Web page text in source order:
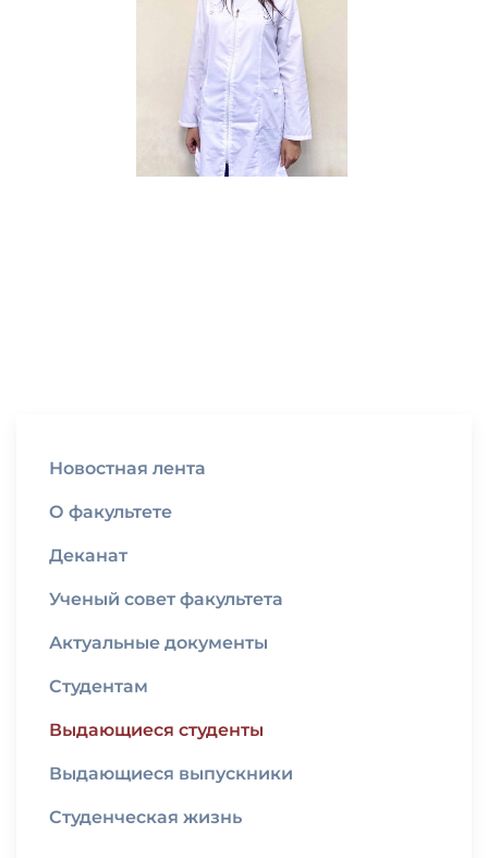
Новостная лента
О факультете
Деканат
Ученый совет факультета
Актуальные документы
Студентам
Выдающиеся студенты
Выдающиеся выпускники
Студенческая жизнь